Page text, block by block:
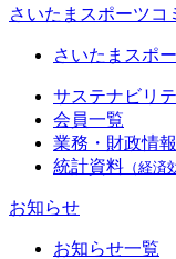
さいたまスポーツコ
さいたまスポ
サステナビリ
会員一覧
業務・財政情報
統計資料 （経
お知らせ
お知らせ一覧